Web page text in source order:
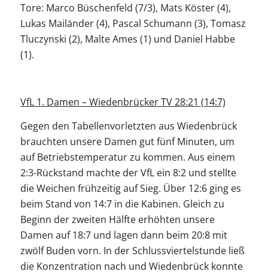
Tore: Marco Büschenfeld (7/3), Mats Köster (4),
Lukas Mailänder (4), Pascal Schumann (3), Tomasz
Tluczynski (2), Malte Ames (1) und Daniel Habbe
(1).
VfL 1. Damen – Wiedenbrücker TV 28:21 (14:7)
Gegen den Tabellenvorletzten aus Wiedenbrück
brauchten unsere Damen gut fünf Minuten, um
auf Betriebstemperatur zu kommen. Aus einem
2:3-Rückstand machte der VfL ein 8:2 und stellte
die Weichen frühzeitig auf Sieg. Über 12:6 ging es
beim Stand von 14:7 in die Kabinen. Gleich zu
Beginn der zweiten Hälfte erhöhten unsere
Damen auf 18:7 und lagen dann beim 20:8 mit
zwölf Buden vorn. In der Schlussviertelstunde ließ
die Konzentration nach und Wiedenbrück konnte